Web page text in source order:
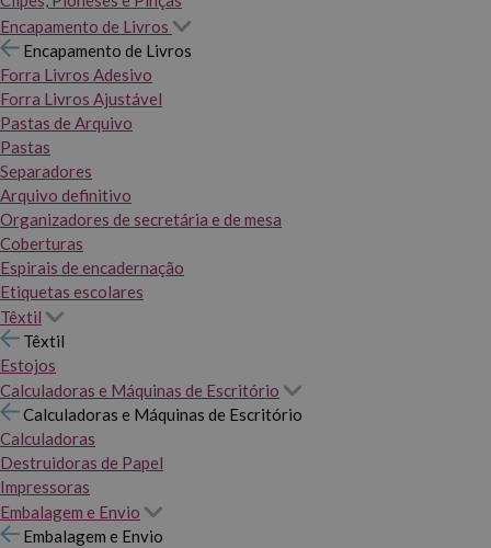
Encapamento de Livros
Encapamento de Livros
Forra Livros Adesivo
Forra Livros Ajustável
Pastas de Arquivo
Pastas
Separadores
Arquivo definitivo
Organizadores de secretária e de mesa
Coberturas
Espirais de encadernação
Etiquetas escolares
Têxtil
Têxtil
Estojos
Calculadoras e Máquinas de Escritório
Calculadoras e Máquinas de Escritório
Calculadoras
Destruidoras de Papel
Impressoras
Embalagem e Envio
Embalagem e Envio